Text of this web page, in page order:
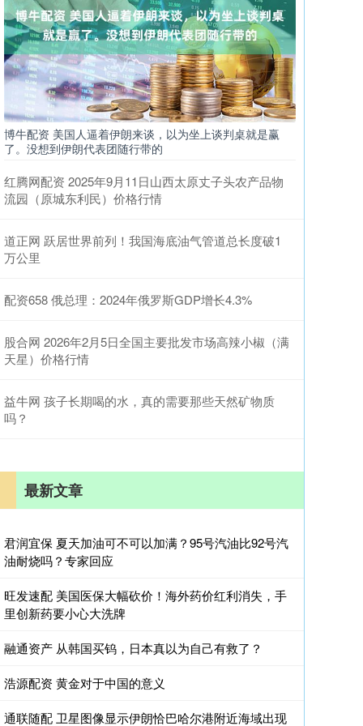
博牛配资 美国人逼着伊朗来谈，以为坐上谈判桌就是赢
了。没想到伊朗代表团随行带的
红腾网配资 2025年9月11日山西太原丈子头农产品物
流园（原城东利民）价格行情
道正网 跃居世界前列！我国海底油气管道总长度破1
万公里
配资658 俄总理：2024年俄罗斯GDP增长4.3%
股合网 2026年2月5日全国主要批发市场高辣小椒（满
天星）价格行情
益牛网 孩子长期喝的水，真的需要那些天然矿物质
吗？
最新文章
君润宜保 夏天加油可不可以加满？95号汽油比92号汽
油耐烧吗？专家回应
旺发速配 美国医保大幅砍价！海外药价红利消失，手
里创新药要小心大洗牌
融通资产 从韩国买钨，日本真以为自己有救了？
浩源配资 黄金对于中国的意义
通联随配 卫星图像显示伊朗恰巴哈尔港附近海域出现